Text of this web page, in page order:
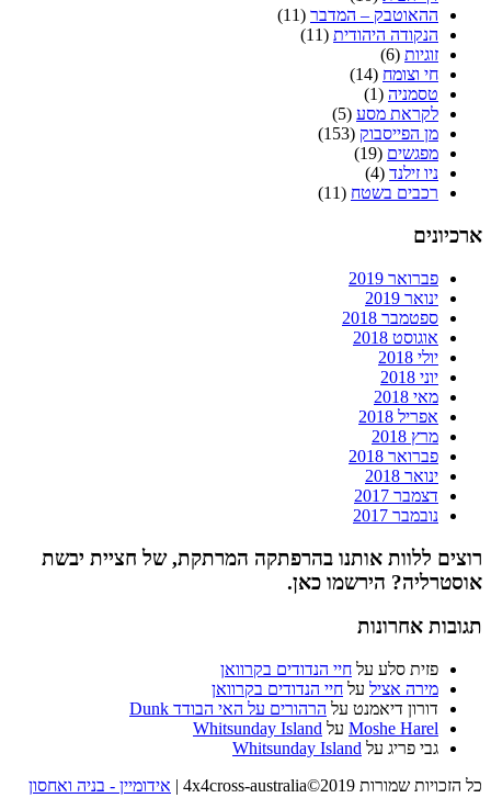
ההאוטבק – המדבר (11)
הנקודה היהודית (11)
זוגיות (6)
חי וצומח (14)
טסמניה (1)
לקראת מסע (5)
מן הפייסבוק (153)
מפגשים (19)
ניו זילנד (4)
רכבים בשטח (11)
ארכיונים
פברואר 2019
ינואר 2019
ספטמבר 2018
אוגוסט 2018
יולי 2018
יוני 2018
מאי 2018
אפריל 2018
מרץ 2018
פברואר 2018
ינואר 2018
דצמבר 2017
נובמבר 2017
רוצים ללוות אותנו בהרפתקה המרתקת, של חציית יבשת
אוסטרליה? הירשמו כאן.
תגובות אחרונות
פזית סלע על חיי הנדודים בקרוואן
מירה אציל על חיי הנדודים בקרוואן
דורון דיאמנט על הרהורים על האי הבודד Dunk
Moshe Harel על Whitsunday Island
גבי פריג על Whitsunday Island
כל הזכויות שמורות 4x4cross-australia©2019
| אידומיין - בניה ואחסון